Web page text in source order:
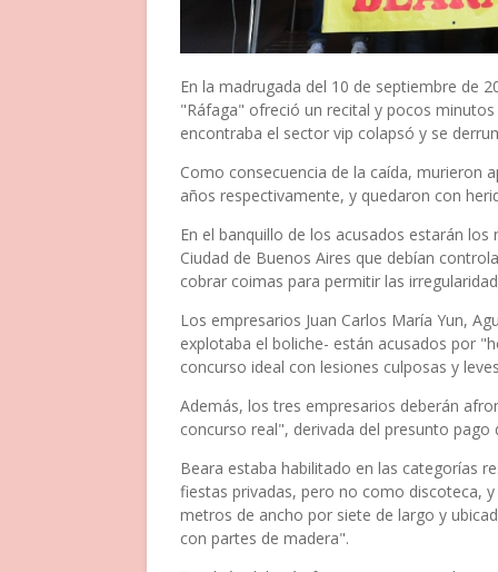
En la madrugada del 10 de septiembre de
"Ráfaga" ofreció un recital y pocos
encontraba el sector vip colapsó y se
Como consecuencia de la caída, murieron
años respectivamente, y quedaron con
En el banquillo de los acusados estarán
Ciudad de Buenos Aires que debían
cobrar coimas para permitir las
Los empresarios Juan Carlos María Yun,
explotaba el boliche- están acusados por
concurso ideal con lesiones culposas y
Además, los tres empresarios deberán
concurso real", derivada del presunto
Beara estaba habilitado en las categorías
fiestas privadas, pero no como discoteca,
metros de ancho por siete de largo y
con partes de madera".